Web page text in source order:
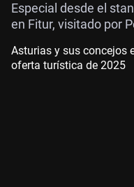
Especial desde el
en Fitur, visitado por
Asturias y sus concejos
oferta turística de 2025